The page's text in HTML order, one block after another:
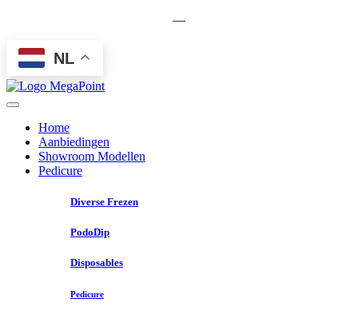
—
NL
Home
Aanbiedingen
Showroom Modellen
Pedicure
Diverse Frezen
PodoDip
Disposables
Pedicure